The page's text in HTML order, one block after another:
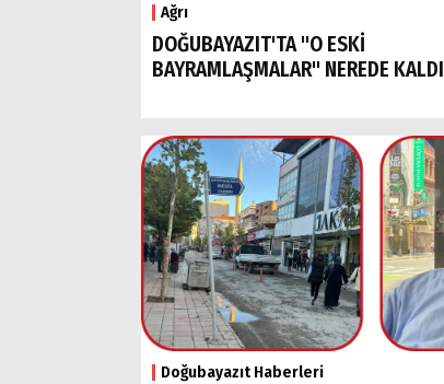
Ağrı
DOĞUBAYAZIT'TA "O ESKİ
BAYRAMLAŞMALAR" NEREDE KALDI
Doğubayazıt Haberleri